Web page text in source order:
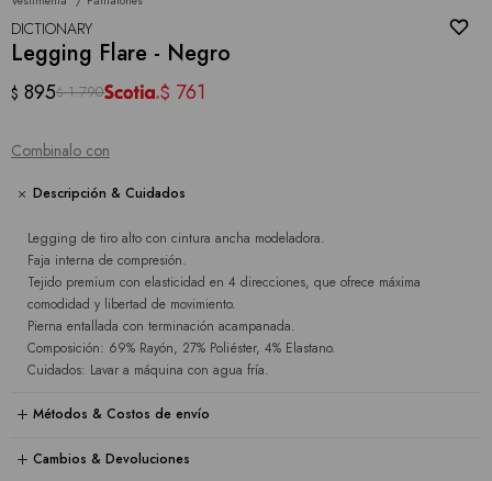
DICTIONARY
Legging Flare - Negro
$ 895$ 1.790 $ 761
Combinalo con
Descripción & Cuidados
Legging de tiro alto con cintura ancha modeladora.
Faja interna de compresión.
Tejido premium con elasticidad en 4 direcciones, que ofrece máxima
comodidad y libertad de movimiento.
Pierna entallada con terminación acampanada.
Composición: 69% Rayón, 27% Poliéster, 4% Elastano.
Cuidados: Lavar a máquina con agua fría.
Métodos & Costos de envío
Cambios & Devoluciones